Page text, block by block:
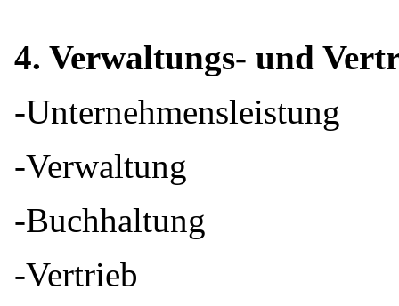
4. Verwaltungs- und
-Unternehmensleistung
-Verwaltung
-Buchhaltung
-Vertrieb